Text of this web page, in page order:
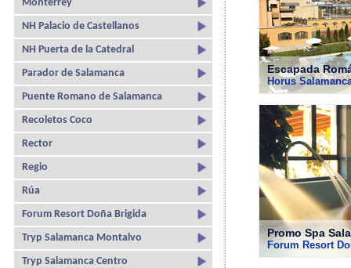
Monterrey
NH Palacio de Castellanos
NH Puerta de la Catedral
Parador de Salamanca
Puente Romano de Salamanca
Recoletos Coco
Rector
Regio
Rúa
Forum Resort Doña Brigida
Tryp Salamanca Montalvo
Tryp Salamanca Centro
Escapada
Horus
Promo Spa
Forum Resort